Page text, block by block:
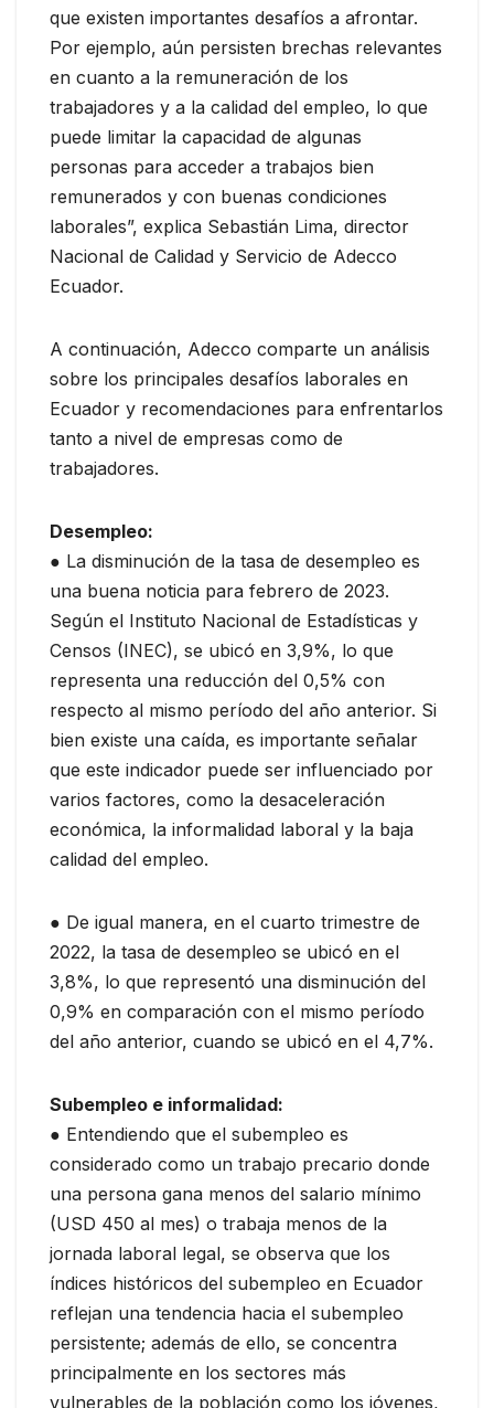
que existen importantes desafíos a afrontar.
Por ejemplo, aún persisten brechas relevantes
en cuanto a la remuneración de los
trabajadores y a la calidad del empleo, lo que
puede limitar la capacidad de algunas
personas para acceder a trabajos bien
remunerados y con buenas condiciones
laborales”, explica Sebastián Lima, director
Nacional de Calidad y Servicio de Adecco
Ecuador.
A continuación, Adecco comparte un análisis
sobre los principales desafíos laborales en
Ecuador y recomendaciones para enfrentarlos
tanto a nivel de empresas como de
trabajadores.
Desempleo:
● La disminución de la tasa de desempleo es
una buena noticia para febrero de 2023.
Según el Instituto Nacional de Estadísticas y
Censos (INEC), se ubicó en 3,9%, lo que
representa una reducción del 0,5% con
respecto al mismo período del año anterior. Si
bien existe una caída, es importante señalar
que este indicador puede ser influenciado por
varios factores, como la desaceleración
económica, la informalidad laboral y la baja
calidad del empleo.
● De igual manera, en el cuarto trimestre de
2022, la tasa de desempleo se ubicó en el
3,8%, lo que representó una disminución del
0,9% en comparación con el mismo período
del año anterior, cuando se ubicó en el 4,7%.
Subempleo e informalidad:
● Entendiendo que el subempleo es
considerado como un trabajo precario donde
una persona gana menos del salario mínimo
(USD 450 al mes) o trabaja menos de la
jornada laboral legal, se observa que los
índices históricos del subempleo en Ecuador
reflejan una tendencia hacia el subempleo
persistente; además de ello, se concentra
principalmente en los sectores más
vulnerables de la población como los jóvenes,